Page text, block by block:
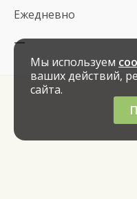
Ежедневно
—
Мы используем
ваших действий,
сайта.